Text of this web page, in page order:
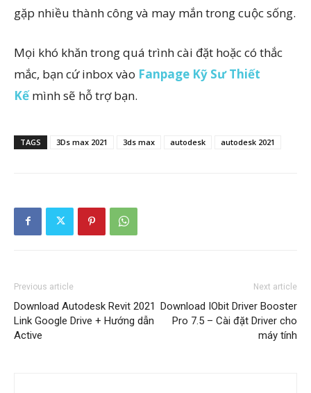
gặp nhiều thành công và may mắn trong cuộc sống.
Mọi khó khăn trong quá trình cài đặt hoặc có thắc
mắc, bạn cứ inbox vào Fanpage Kỹ Sư Thiết
Kếmình sẽ hỗ trợ bạn.
TAGS 3Ds max 2021 3ds max autodesk autodesk 2021
Previous article
Download Autodesk Revit 2021
Link Google Drive + Hướng dẫn
Active
Next article
Download IObit Driver Booster
Pro 7.5 – Cài đặt Driver cho
máy tính